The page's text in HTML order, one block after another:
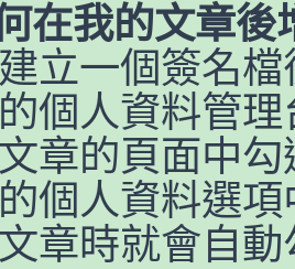
在我的文章後
立一個簽名
個人資料管
章的頁面中
個人資料選
章時就會自